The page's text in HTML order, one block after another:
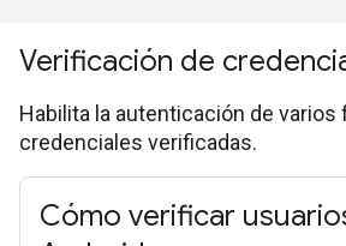
Verificación de
Habilita la autenticación de
credenciales verificadas.
Cómo verificar